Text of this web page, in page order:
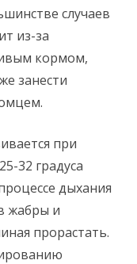
случаев
из-за
кормом,
занести
при
32 градуса
дыхания
жабры и
прорастать.